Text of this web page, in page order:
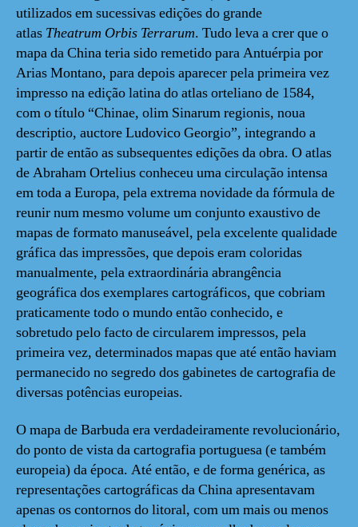
utilizados em sucessivas edições do grande
atlas Theatrum Orbis Terrarum. Tudo leva a crer que o
mapa da China teria sido remetido para Antuérpia por
Arias Montano, para depois aparecer pela primeira vez
impresso na edição latina do atlas orteliano de 1584,
com o título “Chinae, olim Sinarum regionis, noua
descriptio, auctore Ludovico Georgio”, integrando a
partir de então as subsequentes edições da obra. O atlas
de Abraham Ortelius conheceu uma circulação intensa
em toda a Europa, pela extrema novidade da fórmula de
reunir num mesmo volume um conjunto exaustivo de
mapas de formato manuseável, pela excelente qualidade
gráfica das impressões, que depois eram coloridas
manualmente, pela extraordinária abrangência
geográfica dos exemplares cartográficos, que cobriam
praticamente todo o mundo então conhecido, e
sobretudo pelo facto de circularem impressos, pela
primeira vez, determinados mapas que até então haviam
permanecido no segredo dos gabinetes de cartografia de
diversas potências europeias.
O mapa de Barbuda era verdadeiramente revolucionário,
do ponto de vista da cartografia portuguesa (e também
europeia) da época. Até então, e de forma genérica, as
representações cartográficas da China apresentavam
apenas os contornos do litoral, com um mais ou menos